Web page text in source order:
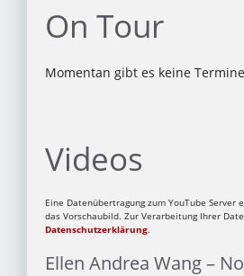
On Tour
Momentan gibt es keine Termine
Videos
Eine Datenübertragung zum YouTube Server
das Vorschaubild. Zur Verarbeitung Ihrer
Datenschutzerklärung.
Ellen Andrea Wang –